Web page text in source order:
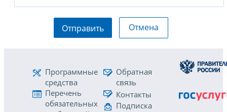
Отправить Отмена
Программные
средства
Перечень
обязательных
Обратная
связь
Контакты
Подписка